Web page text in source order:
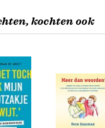
kochten ook